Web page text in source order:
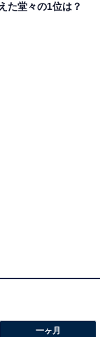
た堂々の1位は？
一ヶ月